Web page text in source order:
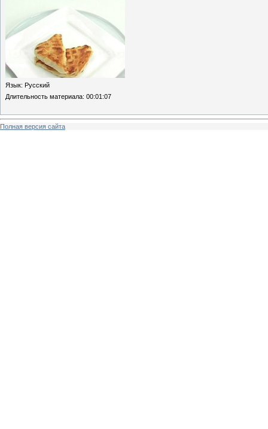
Язык: Русский
Длительность материала: 00:01:07
Полная версия сайта